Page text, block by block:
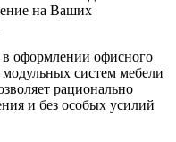
на Ваших
оформлении офисного
модульных систем мебели
рационально
и без особых усилий